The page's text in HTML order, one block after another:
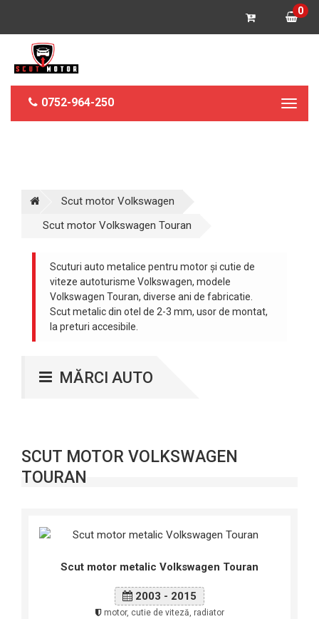
0
0752-964-250
Scut motor Volkswagen
Scut motor Volkswagen Touran
Scuturi auto metalice pentru motor și cutie de
viteze autoturisme Volkswagen, modele
Volkswagen Touran, diverse ani de fabricatie.
Scut metalic din otel de 2-3 mm, usor de montat,
la preturi accesibile.
MĂRCI AUTO
SCUT MOTOR VOLKSWAGEN
TOURAN
Scut motor metalic Volkswagen Touran
2003 - 2015
motor, cutie de viteză, radiator